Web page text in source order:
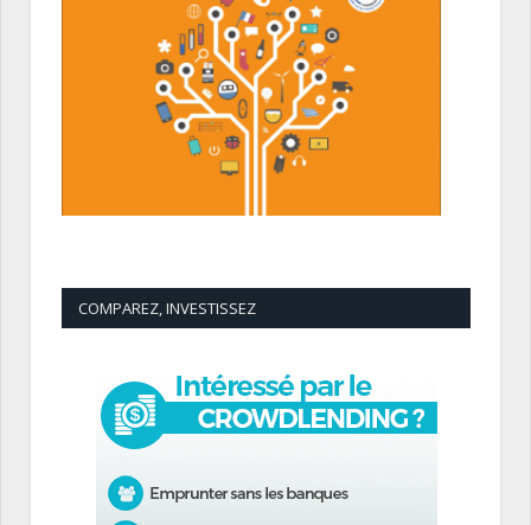
COMPAREZ, INVESTISSEZ